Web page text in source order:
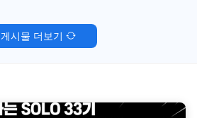
게시물 더보기